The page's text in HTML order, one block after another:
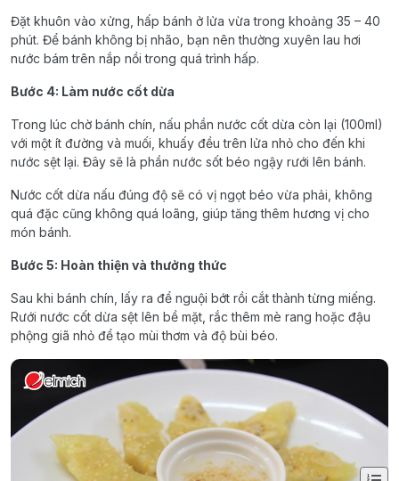
Đặt khuôn vào xửng, hấp bánh ở lửa vừa trong khoảng 35 – 40
phút. Để bánh không bị nhão, bạn nên thường xuyên lau hơi
nước bám trên nắp nồi trong quá trình hấp.
Bước 4: Làm nước cốt dừa
Trong lúc chờ bánh chín, nấu phần nước cốt dừa còn lại (100ml)
với một ít đường và muối, khuấy đều trên lửa nhỏ cho đến khi
nước sệt lại. Đây sẽ là phần nước sốt béo ngậy rưới lên bánh.
Nước cốt dừa nấu đúng độ sẽ có vị ngọt béo vừa phải, không
quá đặc cũng không quá loãng, giúp tăng thêm hương vị cho
món bánh.
Bước 5: Hoàn thiện và thưởng thức
Sau khi bánh chín, lấy ra để nguội bớt rồi cắt thành từng miếng.
Rưới nước cốt dừa sệt lên bề mặt, rắc thêm mè rang hoặc đậu
phộng giã nhỏ để tạo mùi thơm và độ bùi béo.